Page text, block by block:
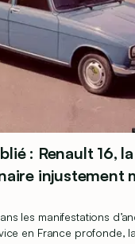
: Renault 16,
injustement
les manifestations
en France profonde,